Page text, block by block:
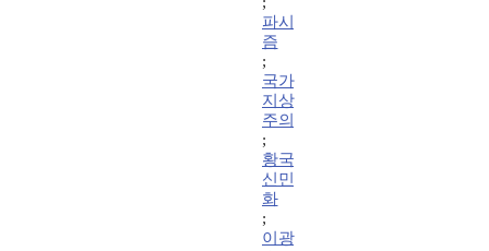
파시
즘
;
국가
지상
주의
;
황국
신민
화
;
이광